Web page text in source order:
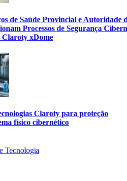
de Saúde Provincial e Autoridade
Processos de Segurança
Claroty xDome
Claroty para proteção
físico cibernético
Tecnologia